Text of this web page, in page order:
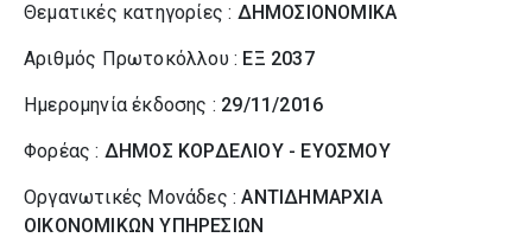
Θεματικές κατηγορίες : ΔΗΜΟΣΙΟΝΟΜΙΚΑ
Αριθμός Πρωτοκόλλου : ΕΞ 2037
Ημερομηνία έκδοσης : 29/11/2016
Φορέας : ΔΗΜΟΣ ΚΟΡΔΕΛΙΟΥ - ΕΥΟΣΜΟΥ
Οργανωτικές Μονάδες :ΑΝΤΙΔΗΜΑΡΧΙΑ
ΟΙΚΟΝΟΜΙΚΩΝ ΥΠΗΡΕΣΙΩΝ